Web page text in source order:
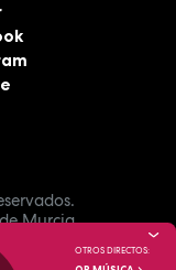
Murcia.
OTROS DIRECTOS: